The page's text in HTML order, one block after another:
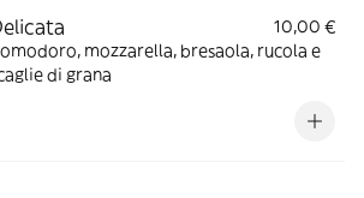
10,00 €
mozzarella, bresaola, rucola e
di grana